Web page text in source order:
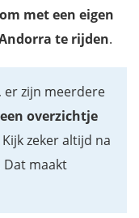
met een eigen
te rijden.
zijn meerdere
overzichtje
Kijk zeker altijd na
Dat maakt